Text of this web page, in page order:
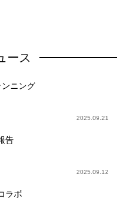
ース
ニング
2025.09.21
告
2025.09.12
ラボ